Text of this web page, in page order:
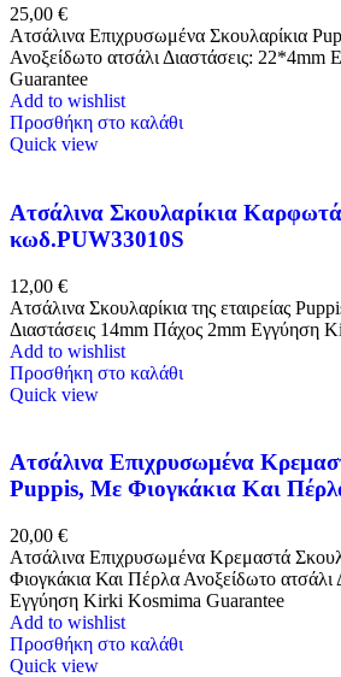
25,00 €
Ατσάλινα Επιχρυσωμένα Σκουλαρίκια
Ανοξείδωτο ατσάλι Διαστάσεις:
Guarantee
Add to wishlist
Προσθήκη στο καλάθι
Quick view
Ατσάλινα Σκουλαρίκια
κωδ.PUW33010S
12,00 €
Ατσάλινα Σκουλαρίκια της εταιρείας
Διαστάσεις 14mm Πάχος 2mm Εγγύηση
Add to wishlist
Προσθήκη στο καλάθι
Quick view
Ατσάλινα Επιχρυσωμένα
Puppis, Με Φιογκάκια Και
20,00 €
Ατσάλινα Επιχρυσωμένα Κρεμαστά
Φιογκάκια Και Πέρλα Ανοξείδωτο ατσάλι
Εγγύηση Kirki Kosmima Guarantee
Add to wishlist
Προσθήκη στο καλάθι
Quick view